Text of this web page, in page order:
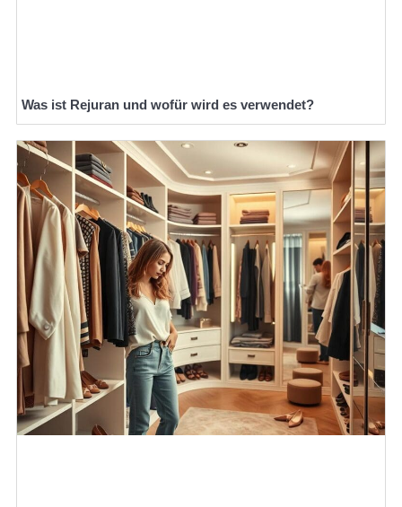
Was ist Rejuran und wofür wird es verwendet?